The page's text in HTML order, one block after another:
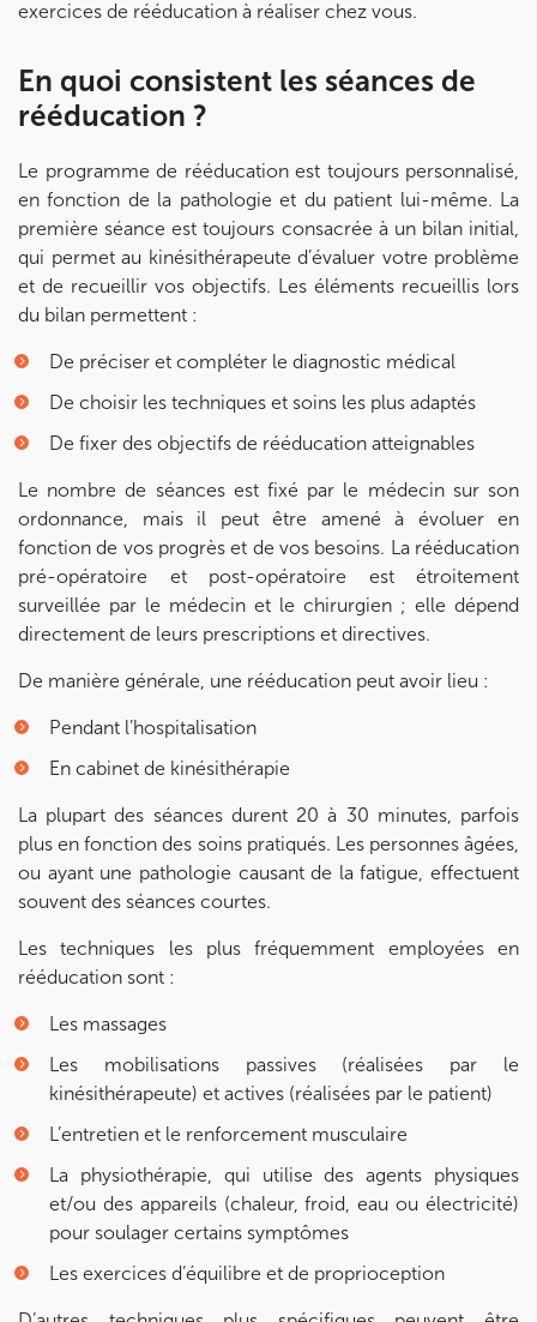
exercices de rééducation à réaliser chez vous.
En quoi consistent les séances de
rééducation ?
Le programme de rééducation est toujours personnalisé,
en fonction de la pathologie et du patient lui-même. La
première séance est toujours consacrée à un bilan initial,
qui permet au kinésithérapeute d’évaluer votre problème
et de recueillir vos objectifs. Les éléments recueillis lors
du bilan permettent :
De préciser et compléter le diagnostic médical
De choisir les techniques et soins les plus adaptés
De fixer des objectifs de rééducation atteignables
Le nombre de séances est fixé par le médecin sur son
ordonnance, mais il peut être amené à évoluer en
fonction de vos progrès et de vos besoins. La rééducation
pré-opératoire et post-opératoire est étroitement
surveillée par le médecin et le chirurgien ; elle dépend
directement de leurs prescriptions et directives.
De manière générale, une rééducation peut avoir lieu :
Pendant l’hospitalisation
En cabinet de kinésithérapie
La plupart des séances durent 20 à 30 minutes, parfois
plus en fonction des soins pratiqués. Les personnes âgées,
ou ayant une pathologie causant de la fatigue, effectuent
souvent des séances courtes.
Les techniques les plus fréquemment employées en
rééducation sont :
Les massages
Les mobilisations passives (réalisées par le
kinésithérapeute) et actives (réalisées par le patient)
L’entretien et le renforcement musculaire
La physiothérapie, qui utilise des agents physiques
et/ou des appareils (chaleur, froid, eau ou électricité)
pour soulager certains symptômes
Les exercices d’équilibre et de proprioception